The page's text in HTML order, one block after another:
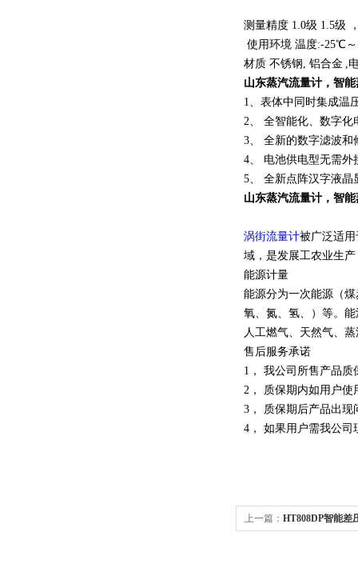
测量精度 1.0级 1.5级
使用环境 温度:-25℃
材质 不锈钢 , 铝合金 ,
山东蒸汽流量计 ，智
1、表体中同时集成温
2、 全智能化、数字
3、 全新的数字滤波
4、 电池供电型无需
5、 全新点阵汉字液晶
山东蒸汽流量计 ，智
涡街流量计被广泛适
域，是发展工农业生产
能源计量
能源分为一次能源（
氧、氮、氢、）等。
人工燃气、天然气、
售后服务承诺
1， 我公司所售产品
2， 质保期内如用户使
3， 质保期后产品出现
4， 如果用户需我公司
上一篇： HT808DP智能差